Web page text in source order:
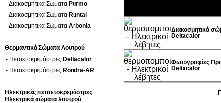
Διακοσμητικά
Deltacalor
Φωτογραφίες
Deltacalor
- Διακοσμητικά Σώματα Purmo
- Διακοσμητικά Σώματα Runtal
- Διακοσμητικά Σώματα Arbonia
Θερμαντικά Σώματα Λουτρού
- Πετσετοκρεμάστρες Deltacalor
- Πετσετοκρεμάστρες Rondra-AR
Ηλεκτρικές πετσετοκρεμάστρες
Ηλεκτρικά σώματα λουτρού